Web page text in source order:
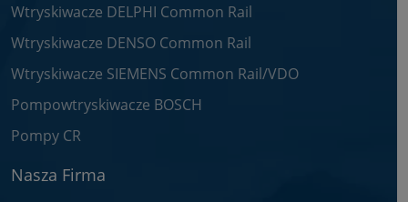
Wtryskiwacze DELPHI Common Rail
Wtryskiwacze DENSO Common Rail
Wtryskiwacze SIEMENS Common Rail/VDO
Pompowtryskiwacze BOSCH
Pompy CR
Nasza Firma